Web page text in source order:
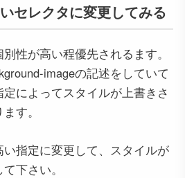
セレクタに変更してみる
性が高い程優先されるます。
imageの記述をしていて
によってスタイルが上書きさ
す。
指定に変更して、スタイルが
下さい。